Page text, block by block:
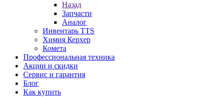
Назад
Запчасти
Аналог
Инвентарь TTS
Химия Керхер
Комета
Профессиональная техника
Акции и скидки
Сервис и гарантия
Блог
Как купить